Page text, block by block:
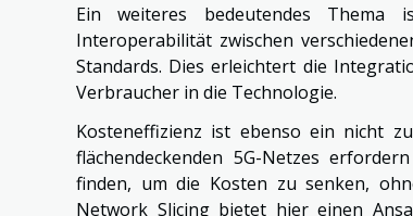
Ein weiteres bedeutendes Thema
Interoperabilität zwischen
Standards. Dies erleichtert die
Verbraucher in die Technologie.
Kosteneffizienz ist ebenso ein nicht
flächendeckenden 5G-Netzes
finden, um die Kosten zu senken,
Network Slicing bietet hier einen